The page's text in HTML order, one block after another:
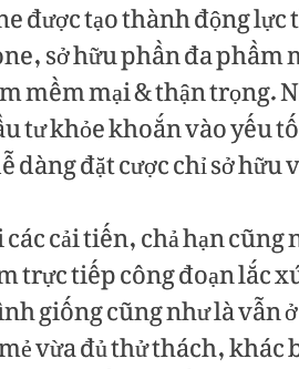
được tạo thành động
sở hữu phần đa
mềm mại & thận trọng.
tư khỏe khoắn vào yếu
đặt cược chỉ sở
cải tiến, chả hạn
trực tiếp công đoạn lắc
giống cũng như là vẫn
vừa đủ thử thách,